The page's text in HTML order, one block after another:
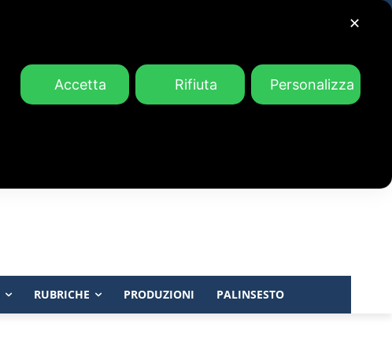
RUBRICHE PRODUZIONI PALINSESTO
✕
Accetta Rifiuta Personalizza